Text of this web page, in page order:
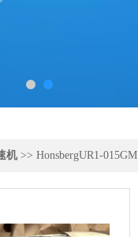
机 >> HonsbergUR1-015GM